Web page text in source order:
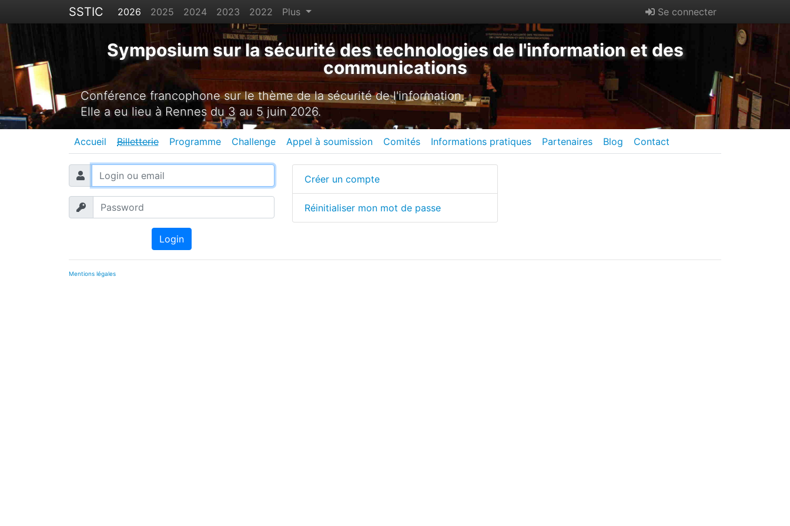
SSTIC 2026 2025 2024 2023 2022 Plus Se connecter
Symposium sur la sécurité des technologies de l'information et des
communications
Conférence francophone sur le thème de la sécurité de l'information.
Elle a eu lieu à Rennes du 3 au 5 juin 2026.
Accueil Billetterie Programme Challenge Appel à soumission Comités Informations pratiques Partenaires Blog Contact
Login
Créer un compte
Réinitialiser mon mot de passe
Mentions légales